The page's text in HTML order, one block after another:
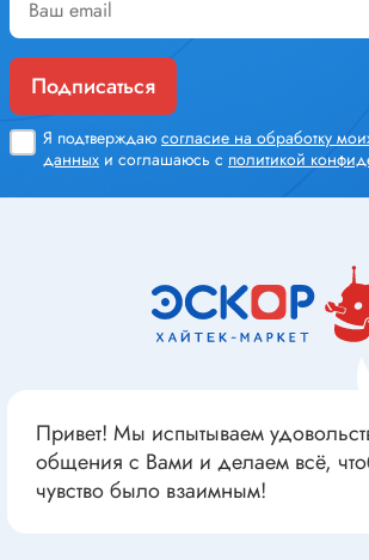
Подписаться
Я подтверждаю согласие на обработку
данных и соглашаюсь с политикой
Привет! Мы испытываем
общения с Вами и делаем всё,
чувство было взаимным!